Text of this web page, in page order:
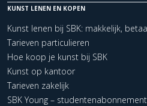
KUNST LENEN EN KOPEN
Kunst lenen bij SBK: makkelijk,
Tarieven particulieren
Hoe koop je kunst bij SBK
Kunst op kantoor
Tarieven zakelijk
SBK Young – studentenabonnement